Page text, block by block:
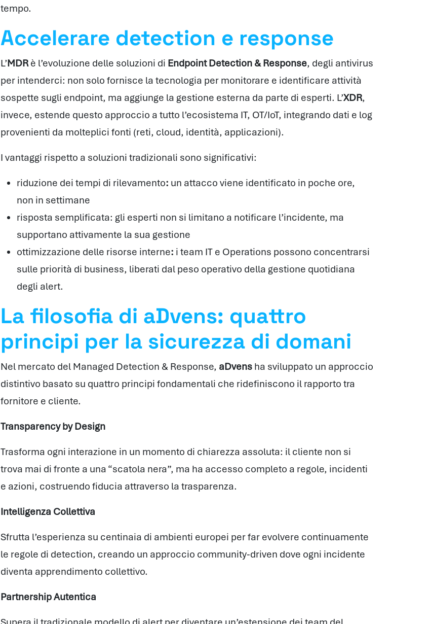
tempo.
Accelerare detection e response
L’MDRè l’evoluzione delle soluzioni di Endpoint Detection & Response, degli antivirus
per intenderci: non solo fornisce la tecnologia per monitorare e identificare attività
sospette sugli endpoint, ma aggiunge la gestione esterna da parte di esperti. L’XDR,
invece, estende questo approccio a tutto l’ecosistema IT, OT/IoT, integrando dati e log
provenienti da molteplici fonti (reti, cloud, identità, applicazioni).
I vantaggi rispetto a soluzioni tradizionali sono significativi:
riduzione dei tempi di rilevamento: un attacco viene identificato in poche ore,
non in settimane
risposta semplificata: gli esperti non si limitano a notificare l’incidente, ma
supportano attivamente la sua gestione
ottimizzazione delle risorse interne: i team IT e Operations possono concentrarsi
sulle priorità di business, liberati dal peso operativo della gestione quotidiana
degli alert.
La filosofia di aDvens: quattro
principi per la sicurezza di domani
Nel mercato del Managed Detection & Response, aDvens ha sviluppato un approccio
distintivo basato su quattro principi fondamentali che ridefiniscono il rapporto tra
fornitore e cliente.
Transparency by Design
Trasforma ogni interazione in un momento di chiarezza assoluta: il cliente non si
trova mai di fronte a una “scatola nera”, ma ha accesso completo a regole, incidenti
e azioni, costruendo fiducia attraverso la trasparenza.
Intelligenza Collettiva
Sfrutta l’esperienza su centinaia di ambienti europei per far evolvere continuamente
le regole di detection, creando un approccio community-driven dove ogni incidente
diventa apprendimento collettivo.
Partnership Autentica